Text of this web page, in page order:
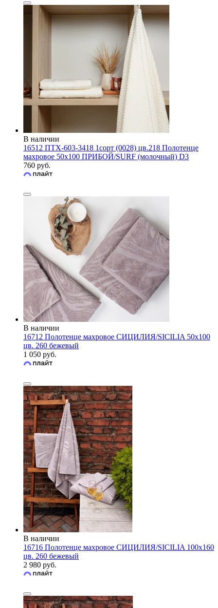
В наличии
16512 ПТХ-603-3418 1сорт (0028) цв.218 Полотенце
махровое 50х100 ПРИБОЙ/SURF (молочный) D3
760 руб.
В наличии
16712 Полотенце махровое СИЦИЛИЯ/SICILIA 50х100
цв. 260 бежевый
1 050 руб.
В наличии
16716 Полотенце махровое СИЦИЛИЯ/SICILIA 100х160
цв. 260 бежевый
2 980 руб.